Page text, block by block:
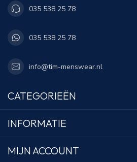
035 538 25 78
035 538 25 78
info@tim-menswear.nl
CATEGORIEËN
INFORMATIE
MIJN ACCOUNT